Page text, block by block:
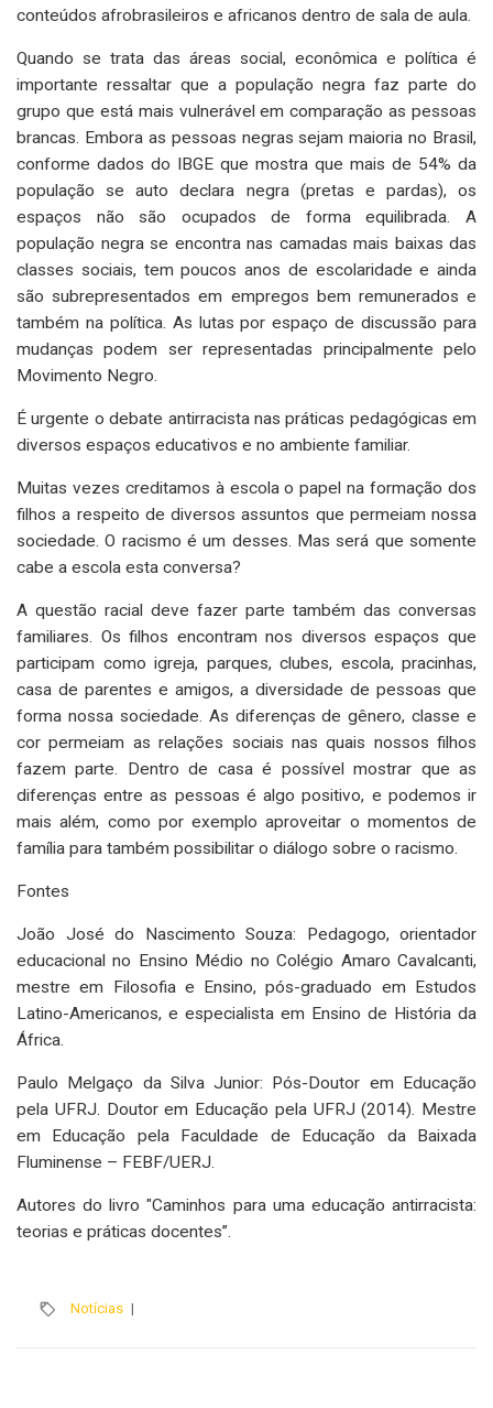
conteúdos afrobrasileiros e africanos dentro de sala de aula.
Quando se trata das áreas social, econômica e política é
importante ressaltar que a população negra faz parte do
grupo que está mais vulnerável em comparação as pessoas
brancas. Embora as pessoas negras sejam maioria no Brasil,
conforme dados do IBGE que mostra que mais de 54% da
população se auto declara negra (pretas e pardas), os
espaços não são ocupados de forma equilibrada. A
população negra se encontra nas camadas mais baixas das
classes sociais, tem poucos anos de escolaridade e ainda
são subrepresentados em empregos bem remunerados e
também na política. As lutas por espaço de discussão para
mudanças podem ser representadas principalmente pelo
Movimento Negro.
É urgente o debate antirracista nas práticas pedagógicas em
diversos espaços educativos e no ambiente familiar.
Muitas vezes creditamos à escola o papel na formação dos
filhos a respeito de diversos assuntos que permeiam nossa
sociedade. O racismo é um desses. Mas será que somente
cabe a escola esta conversa?
A questão racial deve fazer parte também das conversas
familiares. Os filhos encontram nos diversos espaços que
participam como igreja, parques, clubes, escola, pracinhas,
casa de parentes e amigos, a diversidade de pessoas que
forma nossa sociedade. As diferenças de gênero, classe e
cor permeiam as relações sociais nas quais nossos filhos
fazem parte. Dentro de casa é possível mostrar que as
diferenças entre as pessoas é algo positivo, e podemos ir
mais além, como por exemplo aproveitar o momentos de
família para também possibilitar o diálogo sobre o racismo.
Fontes
João José do Nascimento Souza: Pedagogo, orientador
educacional no Ensino Médio no Colégio Amaro Cavalcanti,
mestre em Filosofia e Ensino, pós-graduado em Estudos
Latino-Americanos, e especialista em Ensino de História da
África.
Paulo Melgaço da Silva Junior: Pós-Doutor em Educação
pela UFRJ. Doutor em Educação pela UFRJ (2014). Mestre
em Educação pela Faculdade de Educação da Baixada
Fluminense – FEBF/UERJ.
Autores do livro "Caminhos para uma educação antirracista:
teorias e práticas docentes”.
Notícias |